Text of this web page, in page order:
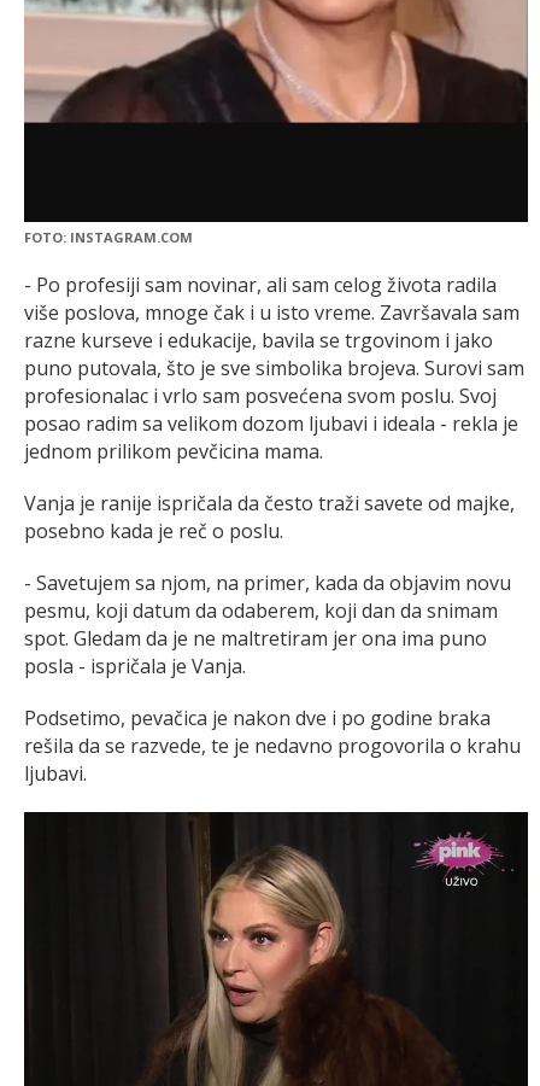
FOTO: INSTAGRAM.COM
- Po profesiji sam novinar, ali sam celog života radila
više poslova, mnoge čak i u isto vreme. Završavala sam
razne kurseve i edukacije, bavila se trgovinom i jako
puno putovala, što je sve simbolika brojeva. Surovi sam
profesionalac i vrlo sam posvećena svom poslu. Svoj
posao radim sa velikom dozom ljubavi i ideala - rekla je
jednom prilikom pevčicina mama.
Vanja je ranije ispričala da često traži savete od majke,
posebno kada je reč o poslu.
- Savetujem sa njom, na primer, kada da objavim novu
pesmu, koji datum da odaberem, koji dan da snimam
spot. Gledam da je ne maltretiram jer ona ima puno
posla - ispričala je Vanja.
Podsetimo, pevačica je nakon dve i po godine braka
rešila da se razvede, te je nedavno progovorila o krahu
ljubavi.